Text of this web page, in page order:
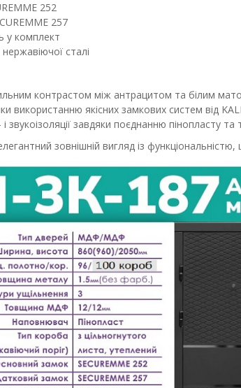
252
257
у комплект
сталі
контрастом між антрацитом та білим
використанню якісних замкових систем від
звукоізоляції завдяки поєднанню пінопласту та
зовнішній вигляд із